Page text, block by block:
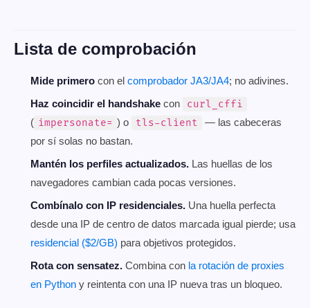
Lista de comprobación
Mide primero con el comprobador JA3/JA4; no adivines.
Haz coincidir el handshake con
curl_cffi
( impersonate= ) o tls-client
— las cabeceras
por sí solas no bastan.
Mantén los perfiles actualizados. Las huellas de los
navegadores cambian cada pocas versiones.
Combínalo con IP residenciales. Una huella perfecta
desde una IP de centro de datos marcada igual pierde; usa
residencial ($2/GB) para objetivos protegidos.
Rota con sensatez. Combina con la rotación de proxies
en Python y reintenta con una IP nueva tras un bloqueo.